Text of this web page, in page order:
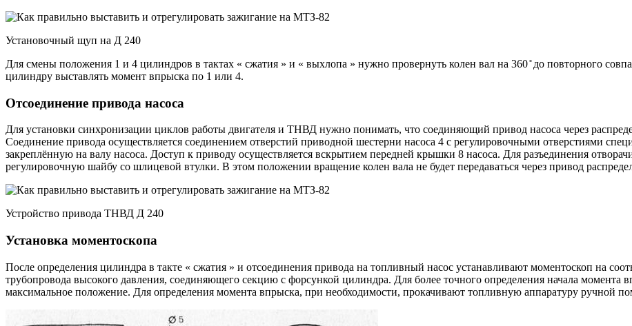
Установочный щуп на Д 240
Для смены положения 1 и 4 цилиндров в тактах « сжатия » и « выхлопа » нужно провернуть колен вал на 360 ̊ до повторного
цилиндру выставлять момент впрыска по 1 или 4.
Отсоединение привода насоса
Для установки синхронизации циклов работы двигателя и ТНВД нужно понимать, что соединяющий привод насоса через
Соединение привода осуществляется соединением отверстий приводной шестерни насоса 4 с регулировочными отверстиями
закреплённую на валу насоса. Доступ к приводу осуществляется вскрытием передней крышки 8 насоса. Для разъединения
регулировочную шайбу со шлицевой втулки. В этом положении вращение колен вала не будет передаваться через привод
Устройство привода ТНВД Д 240
Установка моментоскопа
После определения цилиндра в такте « сжатия » и отсоединения привода на топливный насос устанавливают моментоскоп на
трубопровода высокого давления, соединяющего секцию с форсункой цилиндра. Для более точного определения начала момента
максимальное положение. Для определения момента впрыска, при необходимости, прокачивают топливную аппаратуру ручной